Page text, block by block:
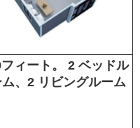
ィート。 2 ベッドル
ム、2 リビングルーム